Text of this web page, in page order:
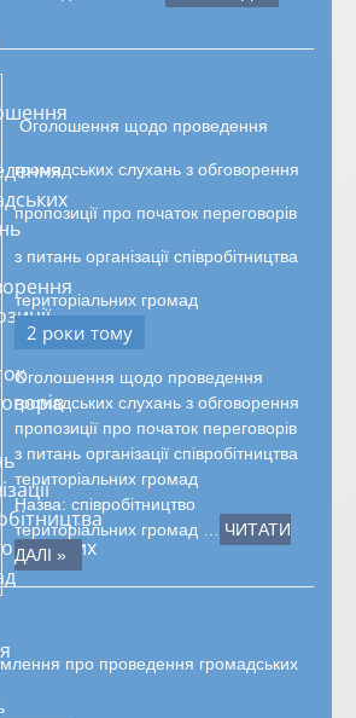
Оголошення щодо проведення
громадських слухань з обговорення
пропозиції про початок переговорів
з питань організації співробітництва
територіальних громад
2 роки тому
Оголошення щодо проведення
громадських слухань з обговорення
пропозиції про початок переговорів
з питань організації співробітництва
територіальних громад
Назва: співробітництво
територіальних громад …
ЧИТАТИ
ДАЛІ »
про проведення громадських